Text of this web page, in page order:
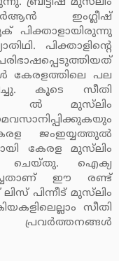
ബ്രിട്ടീഷ് മുസ്‌ലിം
ഇംഗ്ലീഷ്
പിക്താളായിരുന്നു
പിക്താളിന്റെ
കേരളത്തിലെ പല
കൂടെ സീതി
ല്‍ മുസ്‌ലിം
ജംഇയ്യത്തുല്‍
കേരള മുസ്‌ലിം
ചെയ്തു. ഐക്യ
ഈ രണ്ട്
പിന്നീട് മുസ്‌ലിം
സീതി